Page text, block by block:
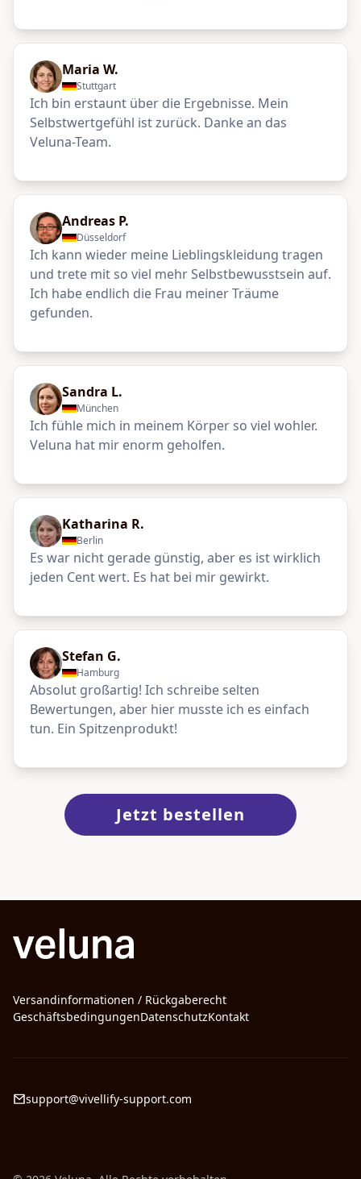
Maria W.
Stuttgart
Ich bin erstaunt über die Ergebnisse. Mein
Selbstwertgefühl ist zurück. Danke an das
Veluna-Team.
Andreas P.
Düsseldorf
Ich kann wieder meine Lieblingskleidung tragen
und trete mit so viel mehr Selbstbewusstsein auf.
Ich habe endlich die Frau meiner Träume
gefunden.
Sandra L.
München
Ich fühle mich in meinem Körper so viel wohler.
Veluna hat mir enorm geholfen.
Katharina R.
Berlin
Es war nicht gerade günstig, aber es ist wirklich
jeden Cent wert. Es hat bei mir gewirkt.
Stefan G.
Hamburg
Absolut großartig! Ich schreibe selten
Bewertungen, aber hier musste ich es einfach
tun. Ein Spitzenprodukt!
Jetzt bestellen
Versandinformationen / Rückgaberecht
GeschäftsbedingungenDatenschutzKontakt
support@vivellify-support.com